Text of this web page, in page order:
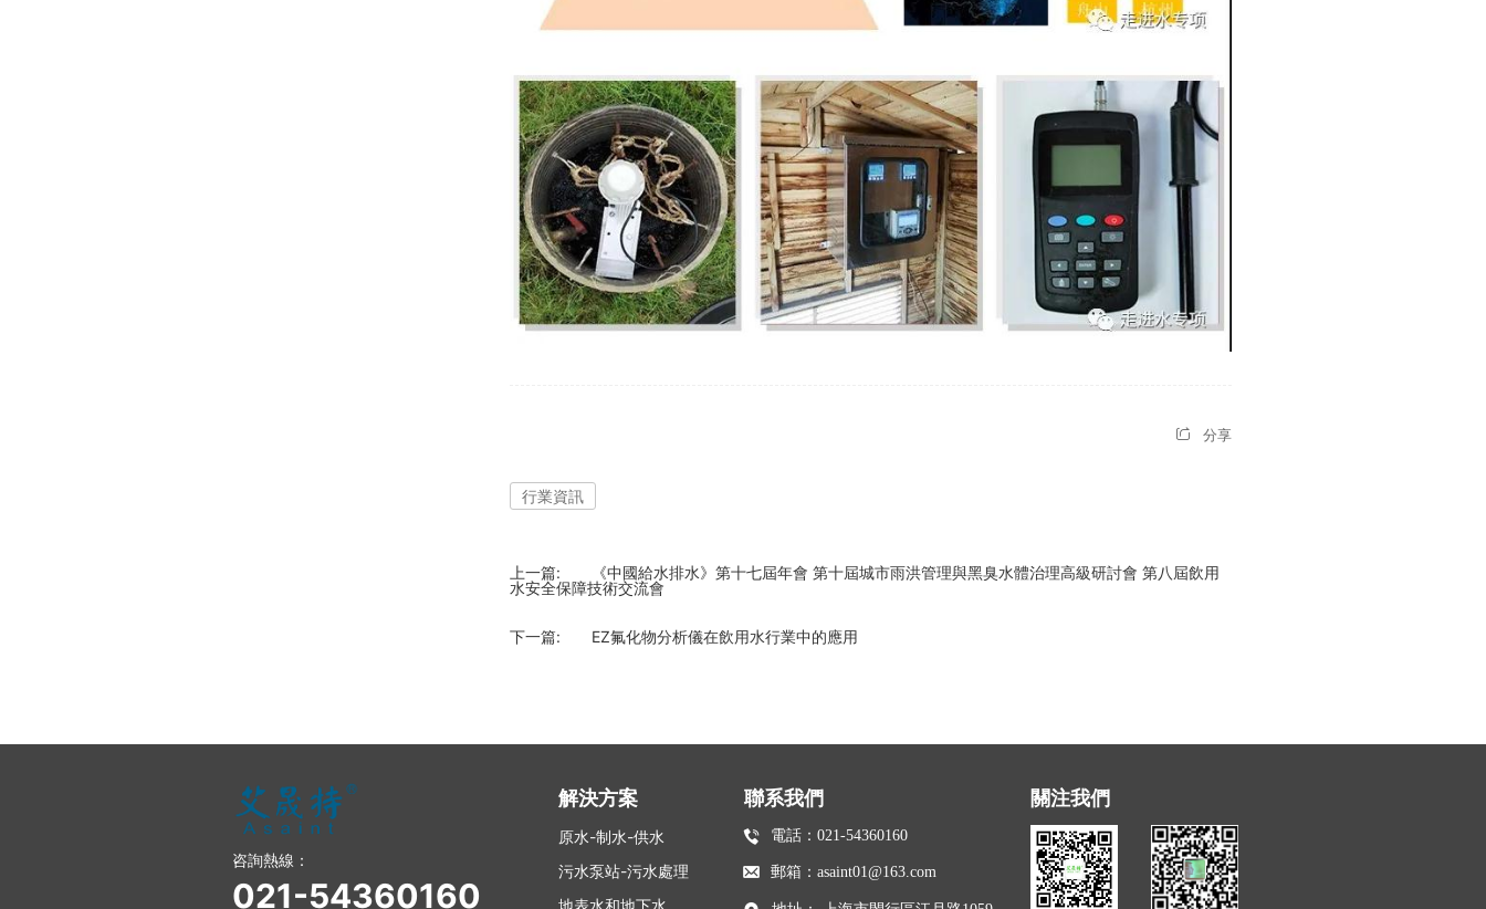
分享
行業資訊
上一篇:
《中國給水排水》第十七屆年會 第十屆城市雨洪管理與黑臭水體治理高級研討會 第八屆飲用
水安全保障技術交流會
下一篇: EZ氟化物分析儀在飲用水行業中的應用
咨詢熱線：
021-54360160
解決方案
原水-制水-供水
污水泵站-污水處理
地表水和地下水
聯系我們
電話： 021-54360160
郵箱： asaint01@163.com
關注我們